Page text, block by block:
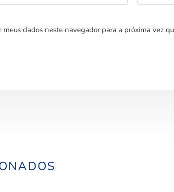
meus dados neste navegador para a próxima vez